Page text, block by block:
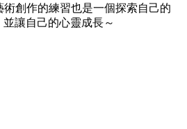
術創作的練習也是一個探索自己的
讓自己的心靈成長～